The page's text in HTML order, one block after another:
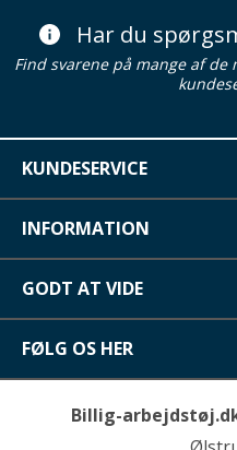
Har du
Find svarene på mange af
KUNDESERVICE
INFORMATION
GODT AT VIDE
FØLG OS HER
Billig-